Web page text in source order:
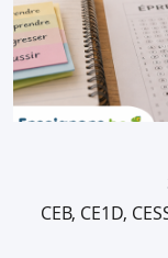
CEB, CE1D,